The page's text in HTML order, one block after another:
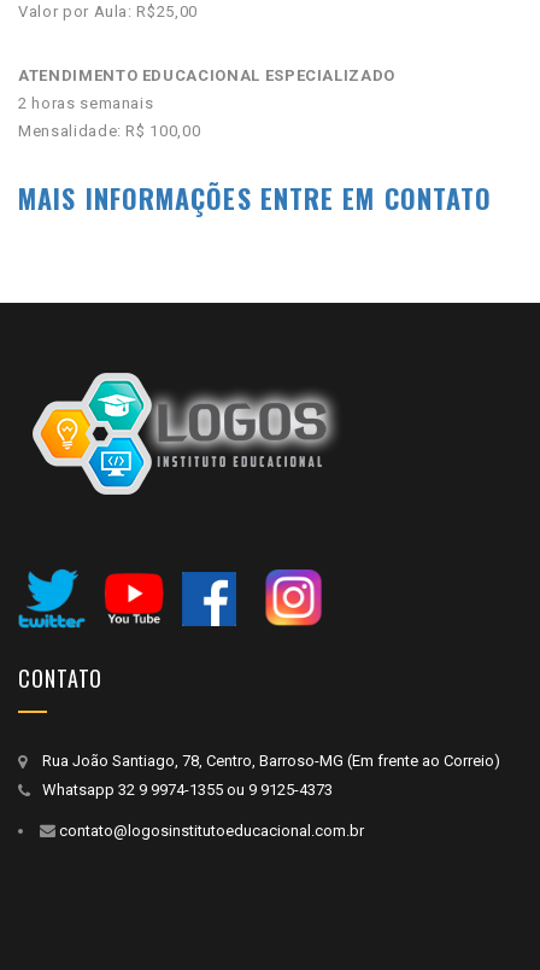
Valor por Aula: R$25,00
ATENDIMENTO EDUCACIONAL ESPECIALIZADO
2 horas semanais
Mensalidade: R$ 100,00
MAIS INFORMAÇÕES ENTRE EM CONTATO
CONTATO
Rua João Santiago, 78, Centro, Barroso-MG (Em frente ao Correio)
Whatsapp 32 9 9974-1355 ou 9 9125-4373
contato@logosinstitutoeducacional.com.br